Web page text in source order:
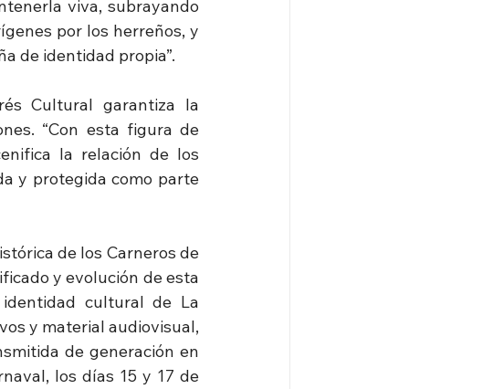
viva, subrayando
por los herreños, y
de identidad propia”.
Cultural garantiza la
“Con esta figura de
la relación de los
y protegida como parte
de los Carneros de
y evolución de esta
cultural de La
y material audiovisual,
de generación en
los días 15 y 17 de